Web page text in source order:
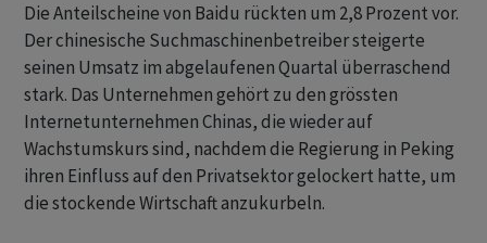
Die Anteilscheine von Baidu rückten um 2,8 Prozent vor.
Der chinesische Suchmaschinenbetreiber steigerte
seinen Umsatz im abgelaufenen Quartal überraschend
stark. Das Unternehmen gehört zu den grössten
Internetunternehmen Chinas, die wieder auf
Wachstumskurs sind, nachdem die Regierung in Peking
ihren Einfluss auf den Privatsektor gelockert hatte, um
die stockende Wirtschaft anzukurbeln.